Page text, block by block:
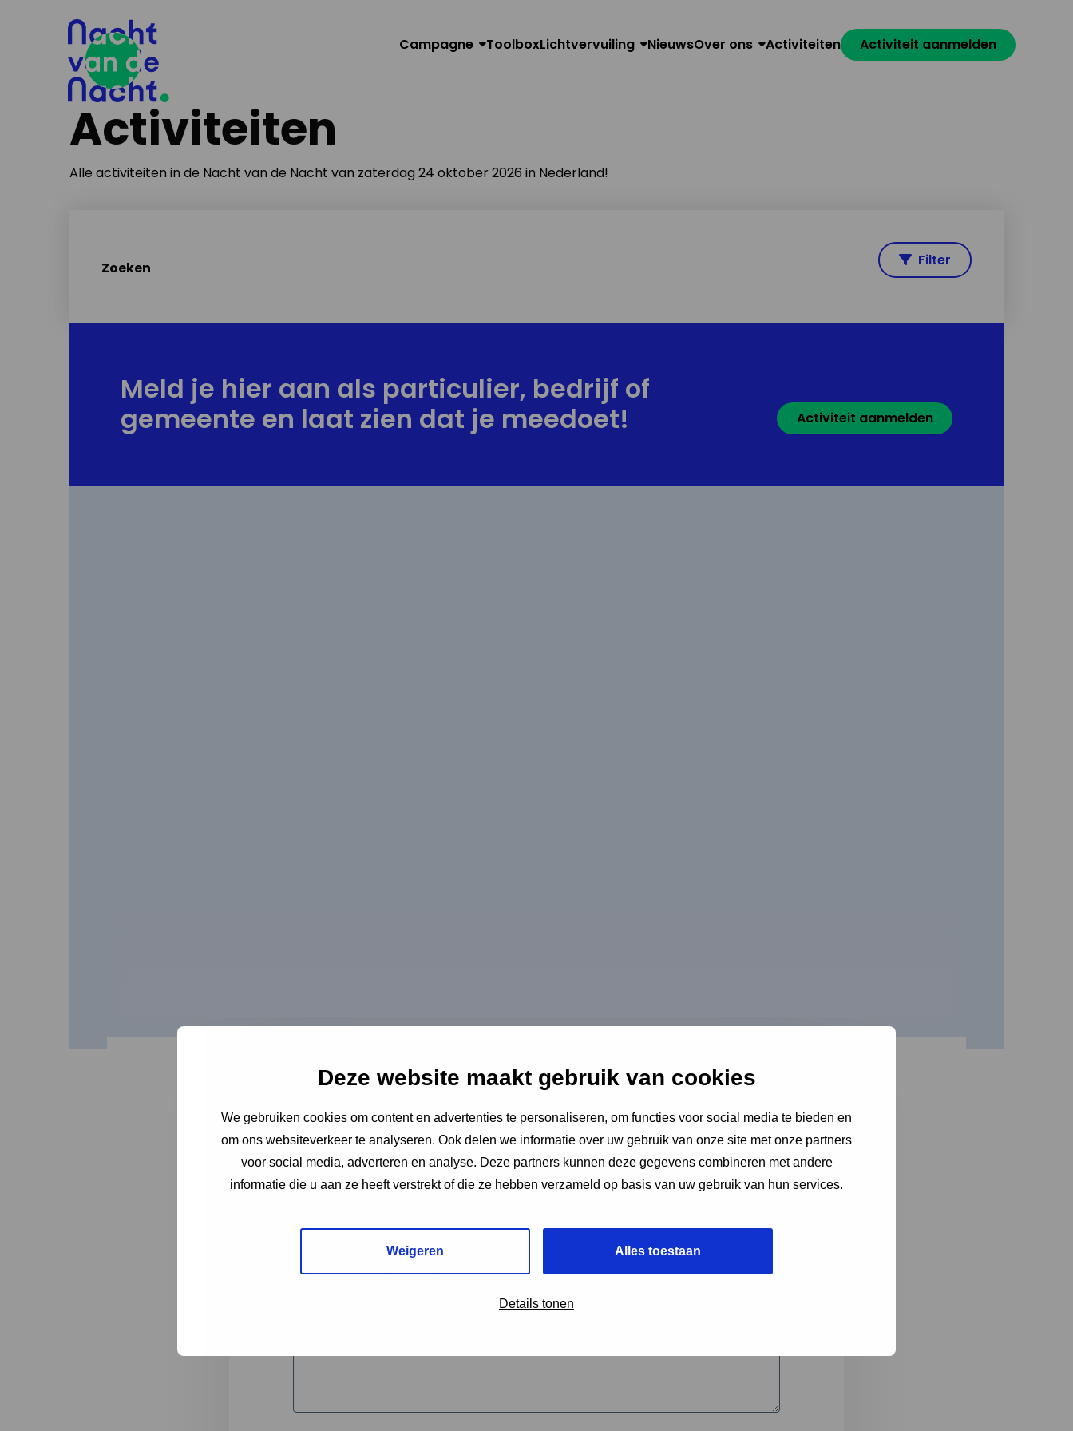
Deze website maakt gebruik van cookies
We gebruiken cookies om content en advertenties te personaliseren, om functies voor social media te bieden en
om ons websiteverkeer te analyseren. Ook delen we informatie over uw gebruik van onze site met onze partners
voor social media, adverteren en analyse. Deze partners kunnen deze gegevens combineren met andere
informatie die u aan ze heeft verstrekt of die ze hebben verzameld op basis van uw gebruik van hun services.
Weigeren Alles toestaan
Details tonen
Campagne ToolboxLichtvervuiling NieuwsOver ons Activiteiten Activiteit aanmelden
Activiteiten
Alle activiteiten in de Nacht van de Nacht van zaterdag 24 oktober 2026 in Nederland!
Zoeken Filter
Meld je hier aan als particulier, bedrijf of
gemeente en laat zien dat je meedoet!
Activiteit aanmelden
"* " geeft vereiste velden aan
1 2
3
Volledige omschrijving*